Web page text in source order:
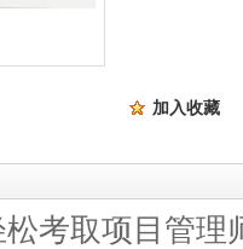
加入收藏
考取项目管理